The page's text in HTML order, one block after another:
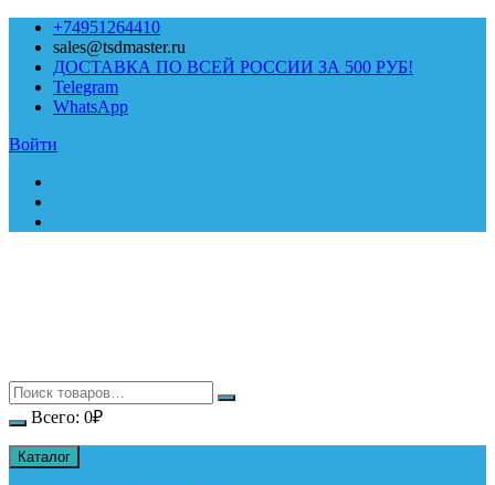
Перейти
содержимому
+74951264410
sales@tsdmaster.ru
ДОСТАВКА ПО ВСЕЙ РОССИИ ЗА 500 РУБ!
Telegram
WhatsApp
Войти
Всего: 0₽
Каталог